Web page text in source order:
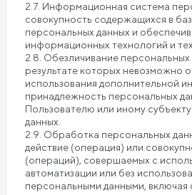
2.7. Информационная система
совокупность содержащихся в
персональных данных и
информационных технологий и
2.8. Обезличивание персональных
результате которых невозможно
использования дополнительной
принадлежность персональных
Пользователю или иному
данных.
2.9. Обработка персональных
действие (операция) или
(операций), совершаемых с
автоматизации или без
персональными данными, включая